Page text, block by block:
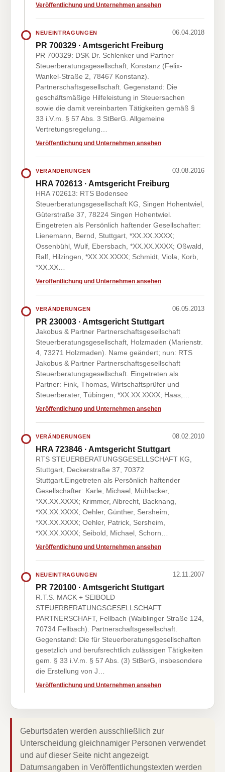
Veröffentlichung und Unternehmen ansehen
NEUEINTRAGUNGEN 06.04.2018
PR 700329 · Amtsgericht Freiburg
PR 700329: DSK Dr. Schlenker und Partner
Steuerberatungsgesellschaft, Konstanz (Felix-
Wankel-Straße 2, 78467 Konstanz).
Partnerschaftsgesellschaft. Gegenstand: Die
geschäftsmäßige Hilfeleistung in Steuersachen
sowie die damit vereinbarten Tätigkeiten gemäß §
33 i.V.m. § 57 Abs. 3 StBerG. Allgemeine
Vertretungsregelung…
Veröffentlichung und Unternehmen ansehen
VERÄNDERUNGEN 03.08.2016
HRA 702613 · Amtsgericht Freiburg
HRA 702613: RTS Bodensee
Steuerberatungsgesellschaft KG, Singen Hohentwiel,
Güterstraße 37, 78224 Singen Hohentwiel.
Eingetreten als Persönlich haftender Gesellschafter:
Lienemann, Bernd, Stuttgart, *XX.XX.XXXX;
Ossenbühl, Wulf, Ebersbach, *XX.XX.XXXX; Oßwald,
Ralf, Hilzingen, *XX.XX.XXXX; Schmidt, Viola, Korb,
*XX.XX…
Veröffentlichung und Unternehmen ansehen
VERÄNDERUNGEN 06.05.2013
PR 230003 · Amtsgericht Stuttgart
Jakobus & Partner Partnerschaftsgesellschaft
Steuerberatungsgesellschaft, Holzmaden (Marienstr.
4, 73271 Holzmaden). Name geändert; nun: RTS
Jakobus & Partner Partnerschaftsgesellschaft
Steuerberatungsgesellschaft. Eingetreten als
Partner: Fink, Thomas, Wirtschaftsprüfer und
Steuerberater, Tübingen, *XX.XX.XXXX; Haas,…
Veröffentlichung und Unternehmen ansehen
VERÄNDERUNGEN 08.02.2010
HRA 723846 · Amtsgericht Stuttgart
RTS STEUERBERATUNGSGESELLSCHAFT KG,
Stuttgart, Deckerstraße 37, 70372
Stuttgart.Eingetreten als Persönlich haftender
Gesellschafter: Karle, Michael, Mühlacker,
*XX.XX.XXXX; Krimmer, Albrecht, Backnang,
*XX.XX.XXXX; Oehler, Günther, Sersheim,
*XX.XX.XXXX; Oehler, Patrick, Sersheim,
*XX.XX.XXXX; Seibold, Michael, Schorn…
Veröffentlichung und Unternehmen ansehen
NEUEINTRAGUNGEN 12.11.2007
PR 720100 · Amtsgericht Stuttgart
R.T.S. MACK + SEIBOLD
STEUERBERATUNGSGESELLSCHAFT
PARTNERSCHAFT, Fellbach (Waiblinger Straße 124,
70734 Fellbach). Partnerschaftsgesellschaft.
Gegenstand: Die für Steuerberatungsgesellschaften
gesetzlich und berufsrechtlich zulässigen Tätigkeiten
gem. § 33 i.V.m. § 57 Abs. (3) StBerG, insbesondere
die Erstellung von J…
Veröffentlichung und Unternehmen ansehen
Geburtsdaten werden ausschließlich zur
Unterscheidung gleichnamiger Personen verwendet
und auf dieser Seite nicht angezeigt.
Datumsangaben in Veröffentlichungstexten werden